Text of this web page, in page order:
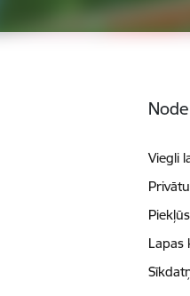
Viegli
Lapas